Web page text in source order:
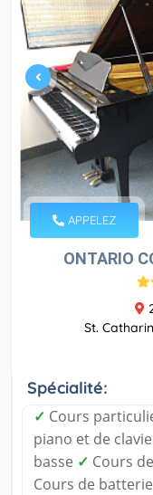
APPELEZ
ONTARIO
St.
Spécialité:
✓ Cours
piano et de
basse ✓ Cours
Cours de batterie